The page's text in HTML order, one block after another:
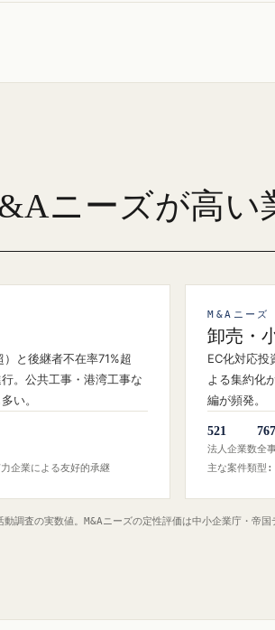
ニーズが高い
と後継者不在率71%超
。公共工事・港湾工事な
い。
企業による友好的承継
M&Aニーズ
卸売・
EC化対応投
よる集約化
編が頻発。
521
法人企業数
767
全
主な案件類型
査の実数値。M&Aニーズの定性評価は中小企業庁・帝国